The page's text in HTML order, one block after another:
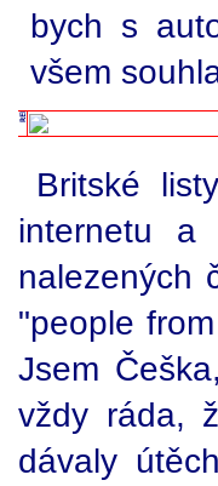
bych s
všem
Britské
internetu a
nalezených
"people
Jsem
vždy ráda,
dávaly